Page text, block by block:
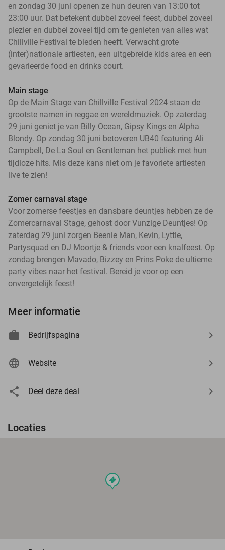
en zondag 30 juni openen ze hun deuren van 13:00 tot
23:00 uur. Dat betekent dubbel zoveel feest, dubbel zoveel
plezier en dubbel zoveel tijd om te genieten van alles wat
Chillville Festival te bieden heeft. Verwacht grote
(inter)nationale artiesten, een uitgebreide kids area en een
gevarieerde food en drinks court.
Main stage
Op de Main Stage van Chillville Festival 2024 staan de
grootste namen in reggae en wereldmuziek. Op zaterdag
29 juni geniet je van Billy Ocean, Gipsy Kings en Alpha
Blondy. Op zondag 30 juni betoveren UB40 featuring Ali
Campbell, De La Soul en Gentleman het publiek met hun
tijdloze hits. Mis deze kans niet om je favoriete artiesten
live te zien!
Zomer carnaval stage
Voor zomerse feestjes en dansbare deuntjes hebben ze de
Zomercarnaval Stage, gehost door Vunzige Deuntjes! Op
zaterdag 29 juni zorgen Beenie Man, Kevin, Lyttle,
Partysquad en DJ Moortje & friends voor een knalfeest. Op
zondag brengen Mavado, Bizzey en Prins Poke de ultieme
party vibes naar het festival. Bereid je voor op een
onvergetelijk feest!
Meer informatie
Bedrijfspagina
Website
Deel deze deal
Locaties
events